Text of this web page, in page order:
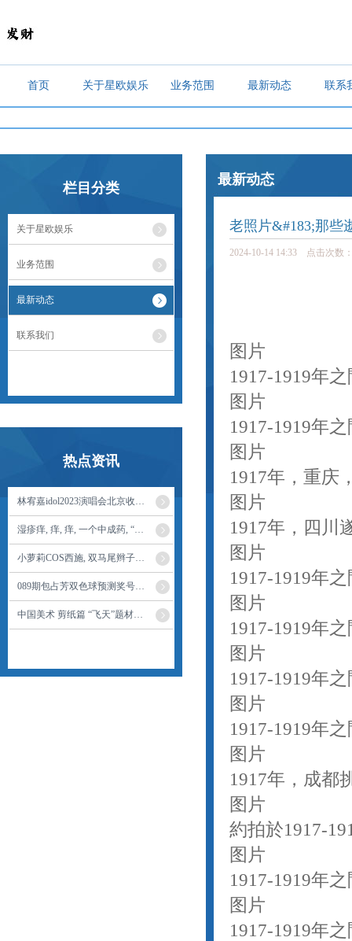
首页 关于星欧娱乐 业务范围 最新动态 联系
栏目分类
关于星欧娱乐
业务范围
最新动态
联系我们
热点资讯
林宥嘉idol2023演唱会北京收官 全新造型舞美亮相
湿疹痒, 痒, 痒, 一个中成药, “金蝉脱壳”清热祛湿, 皮肤不痒了
小萝莉COS西施, 双马尾辫子超可爱, 娇小玲珑的身姿, 很还原了
089期包占芳双色球预测奖号：红球胆码
中国美术 剪纸篇 “飞天”题材剪纸作品欣赏
最新动态
老照片&#183;那些
2024-10-14 14:33 点击次数
图片
1917-1919年
图片
1917-1919年
图片
1917年，重庆
图片
1917年，四川
图片
1917-1919年
图片
1917-1919年
图片
1917-1919年
图片
1917-1919年
图片
1917年，成都
图片
約拍於1917-
图片
1917-1919年
图片
1917-1919年